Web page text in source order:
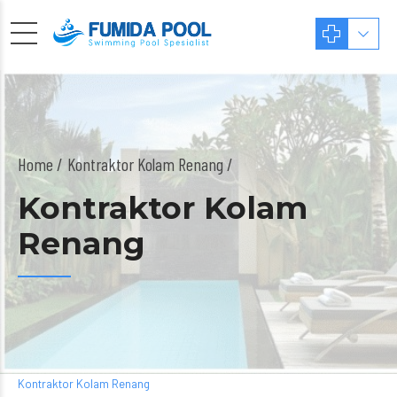
Home Kontraktor Kolam Renang /
Kontraktor Kolam
Renang
Kontraktor Kolam Renang